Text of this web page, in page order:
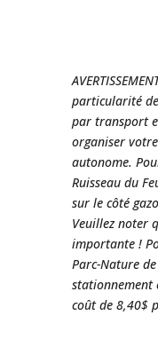
particularité
par transport
organiser
autonome.
Ruisseau du
sur le côté
Veuillez noter
importante !
Parc-Nature
stationnement
coût de 8,40$